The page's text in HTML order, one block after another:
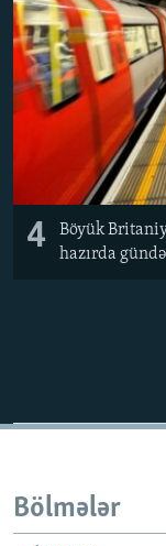
4
Böyük
hazırda
Bölmələr